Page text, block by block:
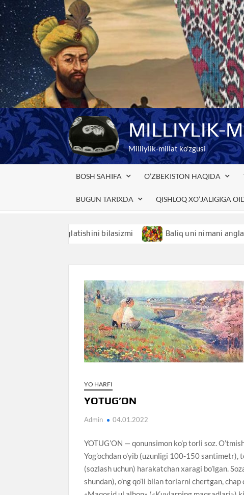
Skip
to
content
MILLIYLIK-
Milliylik-millat ko'zgusi
BOSH SAHIFA O’ZBEKISTON HAQIDA
BUGUN TARIXDA QISHLOQ XO’JALIGIGA
nimani anglatishini bilasizmi Baliq uni nimani anglatishini
YO HARFI
YOTUG’ON
Admin 04.01.2022
YOTUG’ON — qonunsimon ko’p torli soz.
Yog’ochdan o’yib (uzunligi 100-150 santimetr),
(sozlash uchun) harakatchan xaragi bo’lgan.
shundan), o’ng qo’li bilan torlarni chertgan,